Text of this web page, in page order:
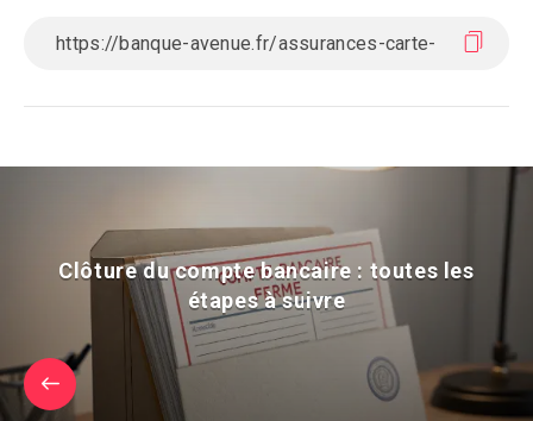
Clôture du compte bancaire : toutes les
étapes à suivre